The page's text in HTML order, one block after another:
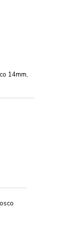
14mm,